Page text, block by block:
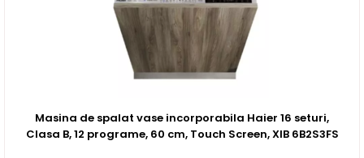
Masina de spalat vase incorporabila Haier 16 seturi,
Clasa B, 12 programe, 60 cm, Touch Screen, XIB 6B2S3FS